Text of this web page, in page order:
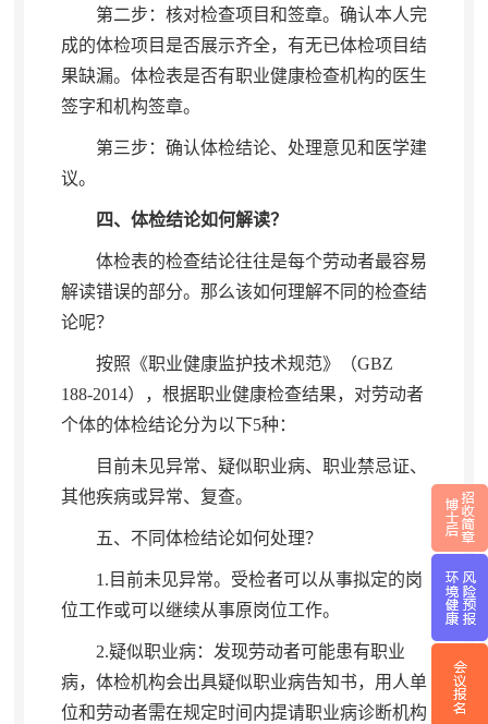
第二步：核对检查项目和签章。 确认本人完
成的体检项目是否展示齐全，有无已体检项目结
果缺漏。 体检表是否有职业健康检查机构的医生
签字和机构签章。
第三步：确认体检结论、处理意见和医学建
议。
四、体检结论如何解读？
体检表的检查结论往往是每个劳动者最容易
解读错误的部分。 那么该如何理解不同的检查结
论呢？
按照《职业健康监护技术规范》（GBZ
188-2014）
， 根据职业健康检查结果，对劳动者
个体的体检结论分为以下5种：
目前未见异常、疑似职业病、职业禁忌证、
其他疾病或异常、复查。
五、不同体检结论如何处理？
1.目前未见异常。 受检者可以从事拟定的岗
位工作或可以继续从事原岗位工作。
2.疑似职业病：发现劳动者可能患有职业
病， 体检机构会出具疑似职业病告知书，用人单
位和劳动者需在规定时间内提请职业病诊断机构